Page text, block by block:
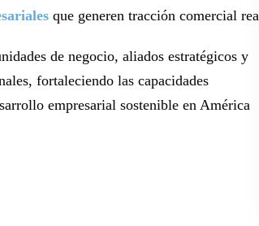
que generen tracción comercial
de negocio, aliados estratégicos y
fortaleciendo las capacidades
empresarial sostenible en América